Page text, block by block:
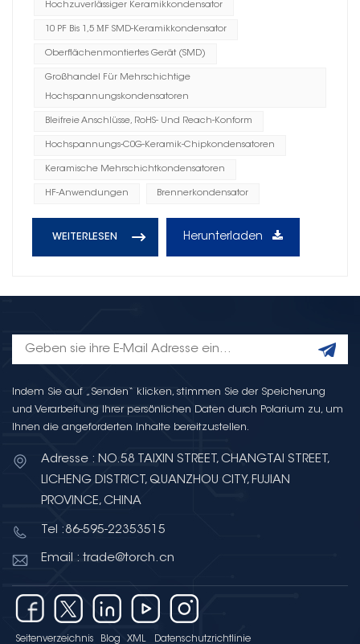
Hochzuverlässiger Keramikkondensator
10 PF Bis 1,5 ΜF SMD-Keramikkondensator
Oberflächenmontiertes Gerät (SMD)
Großhandel Für Mehrschichtige
Hochspannungskondensatoren
Bleifreie Anschlüsse, RoHS- Und Reach-Konform
Hochspannungs-C0G-Keramik-Chipkondensatoren
Keramische Mehrschichtkondensatoren
HF-Anwendungen Brennerkondensator
WEITERLESEN Herunterladen
Indem Sie auf „Senden“ klicken, stimmen Sie der Speicherung
und Verarbeitung Ihrer persönlichen Daten durch Polarium zu, um
Ihnen die angeforderten Inhalte bereitzustellen.
Adresse : NO.58 TAIXIN STREET, CHANGTAI STREET,
LICHENG DISTRICT, QUANZHOU CITY, FUJIAN
PROVINCE, CHINA
Tel :86-595-22353515
Email : trade@torch.cn
Seitenverzeichnis Blog XML Datenschutzrichtlinie